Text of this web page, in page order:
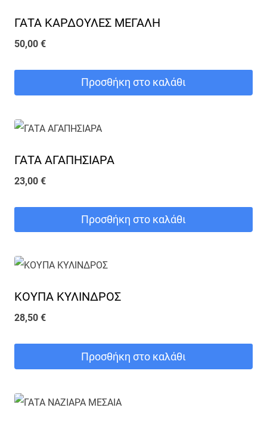
ΓΑΤΑ ΚΑΡΔΟΥΛΕΣ ΜΕΓΑΛΗ
50,00 €
Προσθήκη στο καλάθι
ΓΑΤΑ ΑΓΑΠΗΣΙΑΡΑ
23,00 €
Προσθήκη στο καλάθι
ΚΟΥΠΑ ΚΥΛΙΝΔΡΟΣ
28,50 €
Προσθήκη στο καλάθι